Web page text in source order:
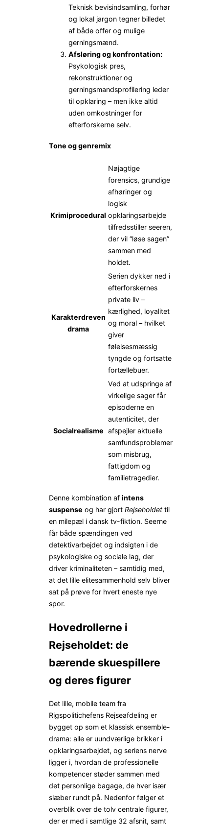
Teknisk bevisindsamling, forhør
og lokal jargon tegner billedet
af både offer og mulige
gerningsmænd.
Afsløring og konfrontation:
Psykologisk pres,
rekonstruktioner og
gerningsmandsprofilering leder
til opklaring – men ikke altid
uden omkostninger for
efterforskerne selv.
Tone og genremix
Krimiprocedural
Nøjagtige
forensics, grundige
afhøringer og
logisk
opklaringsarbejde
tilfredsstiller seeren,
der vil “løse sagen”
sammen med
holdet.
Karakterdreven
drama
Serien dykker ned i
efterforskernes
private liv –
kærlighed, loyalitet
og moral – hvilket
giver
følelsesmæssig
tyngde og fortsatte
fortællebuer.
Socialrealisme
Ved at udspringe af
virkelige sager får
episoderne en
autenticitet, der
afspejler aktuelle
samfundsproblemer
som misbrug,
fattigdom og
familietragedier.
Denne kombination af intens
suspense og har gjort Rejseholdet til
en milepæl i dansk tv-fiktion. Seerne
får både spændingen ved
detektivarbejdet og indsigten i de
psykologiske og sociale lag, der
driver kriminaliteten – samtidig med,
at det lille elitesammenhold selv bliver
sat på prøve for hvert eneste nye
spor.
Hovedrollerne i
Rejseholdet: de
bærende skuespillere
og deres figurer
Det lille, mobile team fra
Rigspolitichefens Rejseafdeling er
bygget op som et klassisk ensemble-
drama: alle er uundværlige brikker i
opklarings­arbejdet, og seriens nerve
ligger i, hvordan de professionelle
kompetencer støder sammen med
det personlige bagage, de hver især
slæber rundt på. Nedenfor følger et
overblik over de tolv centrale figurer,
der er med i samtlige 32 afsnit, samt